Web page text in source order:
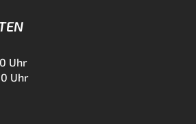
Uhr
Uhr